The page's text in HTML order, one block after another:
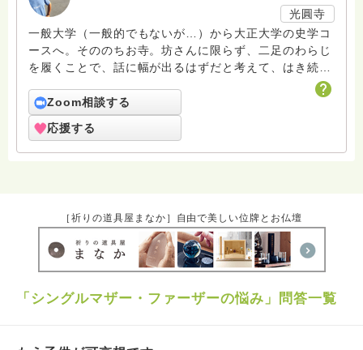
光圓寺
一般大学（一般的でもないが…）から大正大学の史学コ
ースへ。そののちお寺。坊さんに限らず、二足のわらじ
を履くことで、話に幅が出るはずだと考えて、はき続け
ています。子育てとか家族論とか考えつつ、でも仏教っ
て個人のものだなぁと感じたりします。
Zoom相談する
応援する
［祈りの道具屋まなか］自由で美しい位牌とお仏壇
「シングルマザー・ファーザーの悩み」問答一覧